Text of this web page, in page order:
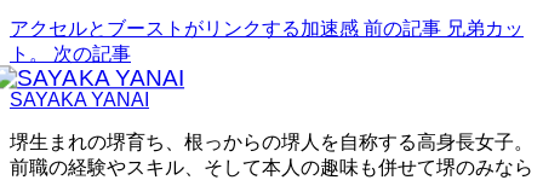
アクセルとブーストがリンクする加速感 前の記事 兄弟カッ
ト。
次の記事
SAYAKA YANAI
堺生まれの堺育ち、根っからの堺人を自称する高身長女子。
前職の経験やスキル、そして本人の趣味も併せて堺のみなら